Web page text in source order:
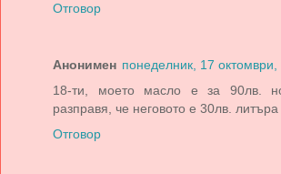
Отговор
Анонимен понеделник, 17 октомври,
18-ти, моето масло е за 90лв.
разправя, че неговото е 30лв.
Отговор